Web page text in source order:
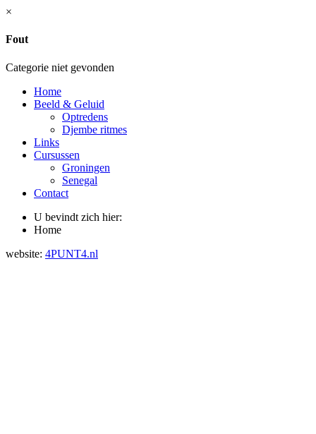
×
Fout
Categorie niet gevonden
Home
Beeld & Geluid
Optredens
Djembe ritmes
Links
Cursussen
Groningen
Senegal
Contact
U bevindt zich hier:
Home
website: 4PUNT4.nl